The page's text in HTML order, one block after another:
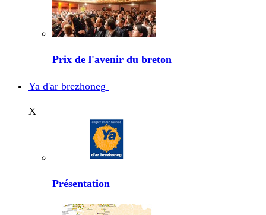
Prix de l'avenir du breton
Ya d'ar brezhoneg
X
Présentation